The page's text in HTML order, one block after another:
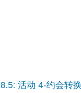
8.5: 活动 4-约会转换